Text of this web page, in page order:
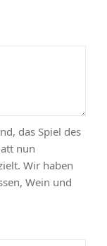
das Spiel des
nun
Wir haben
Wein und